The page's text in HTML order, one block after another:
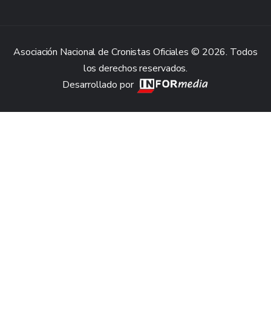
Asociación Nacional de Cronistas Oficiales © 2026. Todos
los derechos reservados.
Desarrollado por